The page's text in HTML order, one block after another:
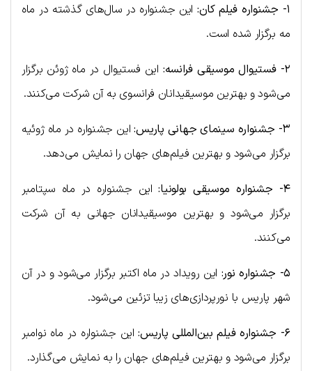
۱- جشنواره فیلم کان:
این جشنواره در سال‌های گذشته در ماه
مه برگزار شده است.
۲- فستیوال موسیقی فرانسه:
این فستیوال در ماه ژوئن برگزار
می‌شود و بهترین موسیقیدانان فرانسوی به آن شرکت می‌کنند.
۳- جشنواره سینمای جهانی پاریس:
این جشنواره در ماه ژوئیه
برگزار می‌شود و بهترین فیلم‌های جهان را نمایش می‌دهد.
۴- جشنواره موسیقی بولونیا:
این جشنواره در ماه سپتامبر
برگزار می‌شود و بهترین موسیقیدانان جهانی به آن شرکت
می‌کنند.
۵- جشنواره نور:
این رویداد در ماه اکتبر برگزار می‌شود و در آن
شهر پاریس با نورپردازی‌های زیبا تزئین می‌شود.
۶- جشنواره فیلم بین‌المللی پاریس:
این جشنواره در ماه نوامبر
برگزار می‌شود و بهترین فیلم‌های جهان را به نمایش می‌گذارد.